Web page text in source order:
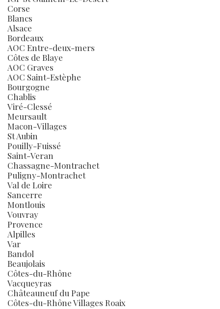
Corse
Blancs
Alsace
Bordeaux
AOC Entre-deux-mers
Côtes de Blaye
AOC Graves
AOC Saint-Estèphe
Bourgogne
Chablis
Viré-Clessé
Meursault
Macon-Villages
St Aubin
Pouilly-Fuissé
Saint-Veran
Chassagne-Montrachet
Puligny-Montrachet
Val de Loire
Sancerre
Montlouis
Vouvray
Provence
Alpilles
Var
Bandol
Beaujolais
Côtes-du-Rhône
Vacqueyras
Châteauneuf du Pape
Côtes-du-Rhône Villages Roaix